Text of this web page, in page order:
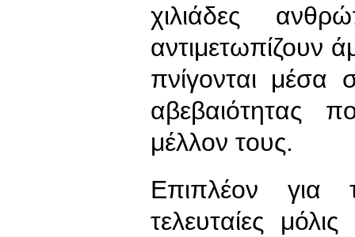
χιλιάδες
αντιμετωπίζουν
πνίγονται μέσα
αβεβαιότητας
μέλλον τους.
Επιπλέον για
τελευταίες